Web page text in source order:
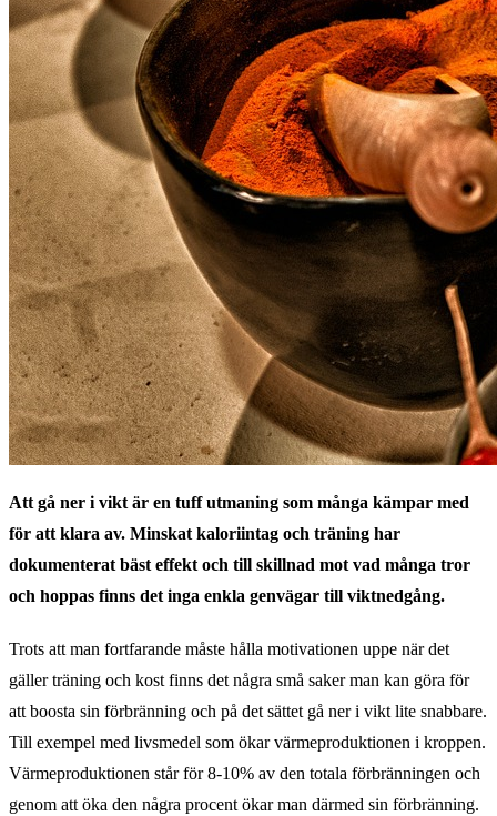
Att gå ner i vikt är en tuff utmaning som många kämpar med
för att klara av. Minskat kaloriintag och träning har
dokumenterat bäst effekt och till skillnad mot vad många tror
och hoppas finns det inga enkla genvägar till viktnedgång.
Trots att man fortfarande måste hålla motivationen uppe när det
gäller träning och kost finns det några små saker man kan göra för
att boosta sin förbränning och på det sättet gå ner i vikt lite snabbare.
Till exempel med livsmedel som ökar värmeproduktionen i kroppen.
Värmeproduktionen står för 8-10% av den totala förbränningen och
genom att öka den några procent ökar man därmed sin förbränning.